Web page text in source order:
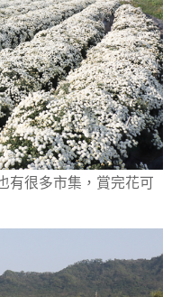
有很多市集，賞完花可